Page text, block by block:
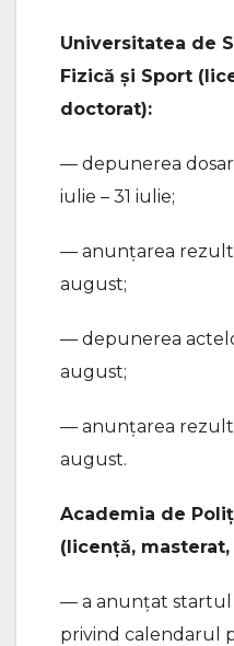
Universitatea de
Fizică și Sport
doctorat):
— depunerea
iulie – 31 iulie;
— anunțarea
august;
— depunerea
august;
— anunțarea
august.
Academia de
(licență,
— a anunțat startul
privind calendarul